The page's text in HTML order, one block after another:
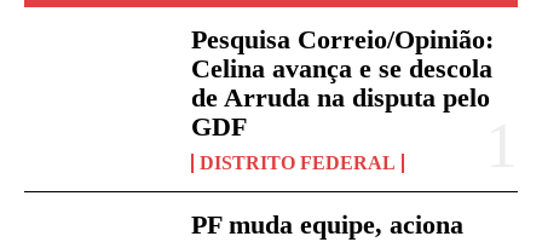
Pesquisa Correio/Opinião:
Celina avança e se descola
de Arruda na disputa pelo
GDF
DISTRITO FEDERAL
PF muda equipe, aciona